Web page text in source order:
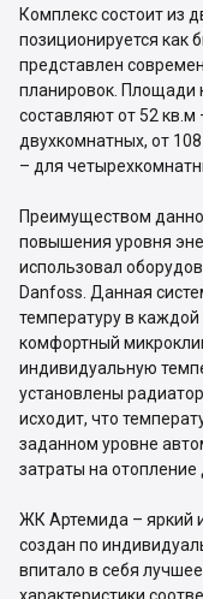
Комплекс состоит из
позиционируется как
представлен
планировок. Площади
составляют от 52
двухкомнатных, от
– для
Преимуществом
повышения уровня
использовал
Danfoss. Данная
температуру в
комфортный
индивидуальную
установлены
исходит, что
заданном уровне
затраты на отопление
ЖК Артемида – яркий
создан по
впитало в себя